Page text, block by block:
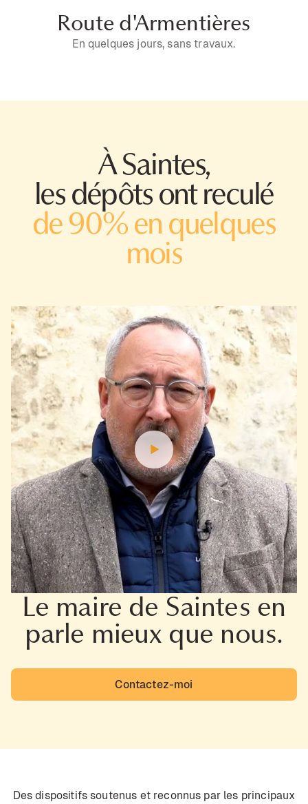
Route d'Armentières
En quelques jours, sans travaux.
À Saintes,
les dépôts ont reculé
de 90% en quelques
mois
Le maire de Saintes en
parle mieux que nous.
Contactez-moi
Des dispositifs soutenus et reconnus par les principaux